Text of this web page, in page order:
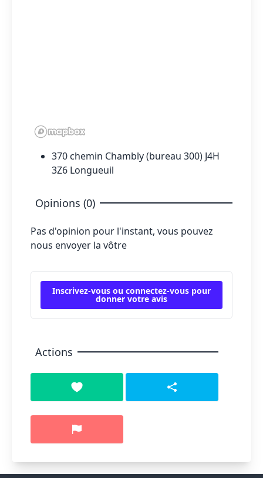
370 chemin Chambly (bureau 300) J4H
3Z6 Longueuil
Opinions (0)
Pas d'opinion pour l'instant, vous pouvez
nous envoyer la vôtre
Inscrivez-vous ou connectez-vous pour
donner votre avis
Actions